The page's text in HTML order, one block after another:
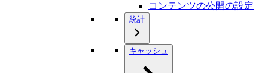
コンテンツの公開の設定
統計
キャッシュ